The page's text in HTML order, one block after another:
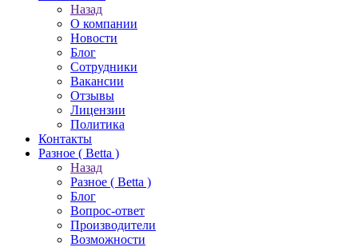
Назад
О компании
Новости
Блог
Сотрудники
Вакансии
Отзывы
Лицензии
Политика
Контакты
Разное ( Betta )
Назад
Разное ( Betta )
Блог
Вопрос-ответ
Производители
Возможности